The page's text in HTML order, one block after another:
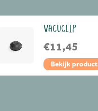
VACUCLIP
€11,45
Bekijk product